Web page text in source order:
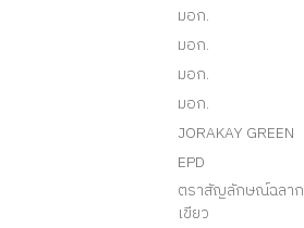
มอก.
มอก.
มอก.
มอก.
JORAKAY GREEN
EPD
ตราสัญลักษณ์ฉลาก
เขียว